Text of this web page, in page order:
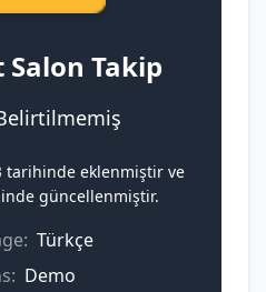
Salon Takip
tarihinde eklenmiştir ve
güncellenmiştir.
Türkçe
Demo